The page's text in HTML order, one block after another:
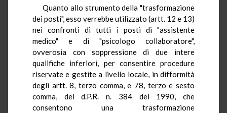
Quanto allo strumento della "trasformazione
dei posti", esso verrebbe utilizzato (artt. 12 e 13)
nei confronti di tutti i posti di "assistente
medico" e di "psicologo collaboratore",
ovverosia con soppressione di due intere
qualifiche inferiori, per consentire procedure
riservate e gestite a livello locale, in difformità
degli artt. 8, terzo comma, e 78, terzo e sesto
comma, del d.P.R. n. 384 del 1990, che
consentono una trasformazione